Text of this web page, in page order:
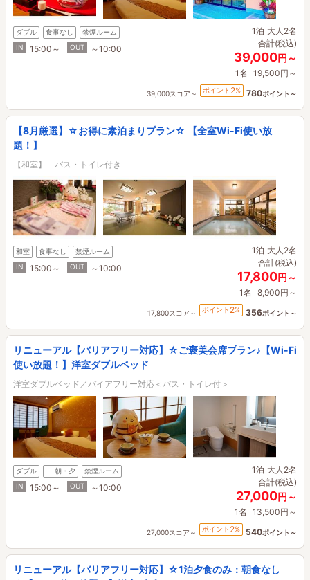
ダブル 食事なし
禁煙ルーム
IN
15:00～ OUT ～10:00
1泊 大人2名
合計(税込)
39,000円～
1名 19,500円～
39,000スコア～ ポイント 2% 780ポイント～
【8月厳選】☆お得に素泊まりプラン☆ 【全室Wi-Fi使い放
題！】
【和室】 バス・トイレ付き
和室 食事なし
禁煙ルーム
IN
15:00～ OUT ～10:00
1泊 大人2名
合計(税込)
17,800円～
1名 8,900円～
17,800スコア～ ポイント 2% 356ポイント～
リニューアル【バリアフリー対応】☆ご褒美会席プラン♪【Wi-Fi
使い放題！】洋室ダブルベッド
洋室ダブルベッド／バイアフリー対応＜バス・トイレ付＞
ダブル 朝・夕
禁煙ルーム
IN
15:00～ OUT ～10:00
1泊 大人2名
合計(税込)
27,000円～
1名 13,500円～
27,000スコア～ ポイント 2% 540ポイント～
リニューアル【バリアフリー対応】☆1泊夕食のみ：朝食なし